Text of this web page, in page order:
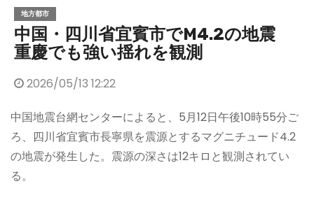
地方都市
中国・四川省宜賓市でM4.2の地震
重慶でも強い揺れを観測
2026/05/13 12:22
中国地震台網センターによると、5月12日午後10時55分ご
ろ、四川省宜賓市長寧県を震源とするマグニチュード4.2
の地震が発生した。震源の深さは12キロと観測されてい
る。